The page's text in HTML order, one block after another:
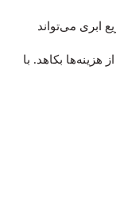
ابری می‌تواند
هزینه‌ها بکاهد. با